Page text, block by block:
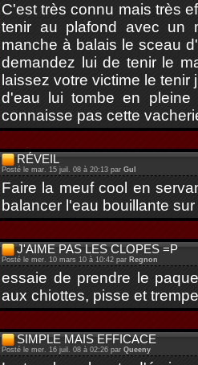
C'est très connu mais très
tenir au plafond avec un
manche à balais le sceau
demandez lui de tenir le
laissez votre victime le
d'eau lui tombe en pleine
connaisse pas cette
RÉVEIL
Posté le mar. 15 juil. 08 à 20:13 par Gul
Faire la meuf cool en
balancer l'eau bouillante
J'AIME PAS LES CLOPES =P
Posté le mer. 10 mars 10 à 10:42 par Regnon
essaie de prendre le
aux chiottes, pisse et
SIMPLE MAIS EFFICACE
Posté le mer. 16 juil. 08 à 02:26 par Queeny